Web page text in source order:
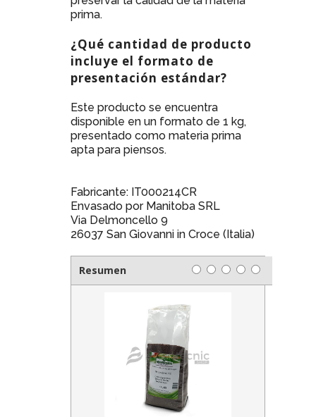
prima.
¿Qué cantidad de producto
incluye el formato de
presentación estándar?
Este producto se encuentra
disponible en un formato de 1 kg,
presentado como materia prima
apta para piensos.
Fabricante: IT000214CR
Envasado por Manitoba SRL
Via Delmoncello 9
26037 San Giovanni in Croce (Italia)
Resumen